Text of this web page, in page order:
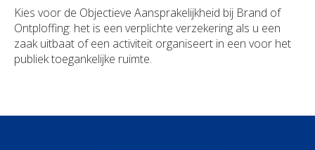
Jouw pensioen
Jouw geld
Uw inkomsten
Uw bezittingen
Uw voertuigen
Uw aansprakelijkheid
Uw personeel
Uw voertuigen
Kies voor de Objectieve Aansprakelijkheid bij Brand of
Ontploffing: het is een verplichte verzekering als u een
zaak uitbaat of een activiteit organiseert in een voor het
publiek toegankelijke ruimte.